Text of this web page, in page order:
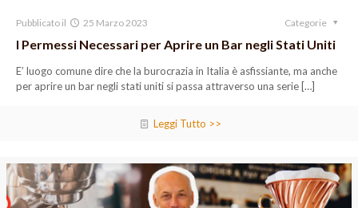
Pubblicato il 25 Marzo 2023 Categorie
I Permessi Necessari per Aprire un Bar negli Stati Uniti
E’ luogo comune dire che la burocrazia in Italia è asfissiante, ma anche
per aprire un bar negli stati uniti si passa attraverso una serie […]
Leggi Tutto >>